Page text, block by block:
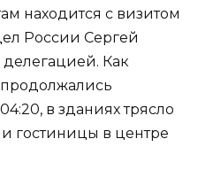
находится с визитом
России Сергей
Как
продолжались
в зданиях трясло
гостиницы в центре